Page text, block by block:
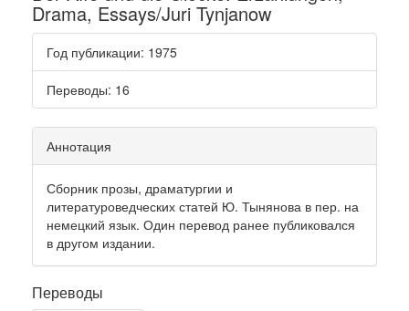
Drama, Essays/Juri Tynjanow
Год публикации: 1975
Переводы: 16
Аннотация
Сборник прозы, драматургии и
литературоведческих статей Ю. Тынянова в пер. на
немецкий язык. Один перевод ранее публиковался
в другом издании.
Переводы